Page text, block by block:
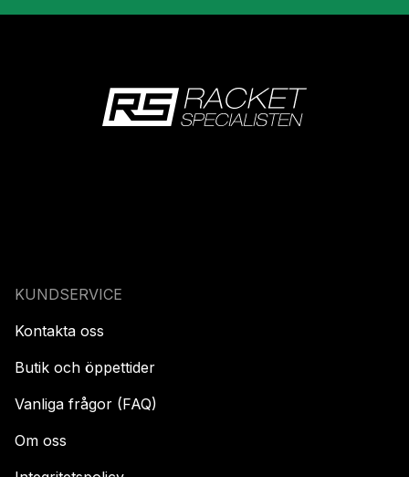
KUNDSERVICE
Kontakta oss
Butik och öppettider
Vanliga frågor (FAQ)
Om oss